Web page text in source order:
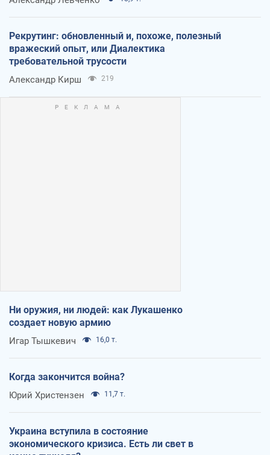
Рекрутинг: обновленный и, похоже, полезный
вражеский опыт, или Диалектика
требовательной трусости
Александр Кирш 219
Ни оружия, ни людей: как Лукашенко
создает новую армию
Игар Тышкевич 16,0 т.
Когда закончится война?
Юрий Христензен 11,7 т.
Украина вступила в состояние
экономического кризиса. Есть ли свет в